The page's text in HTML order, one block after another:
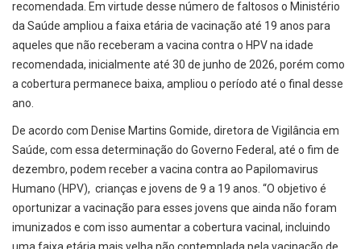
recomendada. Em virtude desse número de faltosos o Ministério
da Saúde ampliou a faixa etária de vacinação até 19 anos para
aqueles que não receberam a vacina contra o HPV na idade
recomendada, inicialmente até 30 de junho de 2026, porém como
a cobertura permanece baixa, ampliou o período até o final desse
ano.
De acordo com Denise Martins Gomide, diretora de Vigilância em
Saúde, com essa determinação do Governo Federal, até o fim de
dezembro, podem receber a vacina contra ao Papilomavirus
Humano (HPV), crianças e jovens de 9 a 19 anos. “O objetivo é
oportunizar a vacinação para esses jovens que ainda não foram
imunizados e com isso aumentar a cobertura vacinal, incluindo